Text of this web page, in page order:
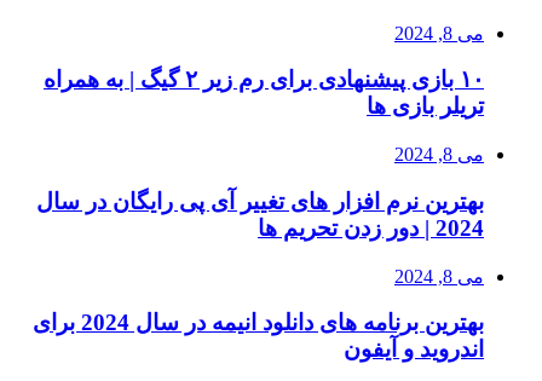
می 8, 2024
۱۰ بازی پیشنهادی برای رم زیر ۲ گیگ | به همراه
تریلر بازی ها
می 8, 2024
بهترین نرم افزار های تغییر آی پی رایگان در سال
2024 | دور زدن تحریم ها
می 8, 2024
بهترین برنامه های دانلود انیمه در سال 2024 برای
اندروید و آیفون